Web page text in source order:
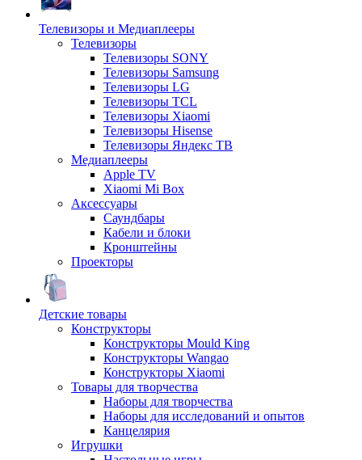
Телевизоры и Медиаплееры
Телевизоры
Телевизоры SONY
Телевизоры Samsung
Телевизоры LG
Телевизоры TCL
Телевизоры Xiaomi
Телевизоры Hisense
Телевизоры Яндекс ТВ
Медиаплееры
Apple TV
Xiaomi Mi Box
Аксессуары
Саундбары
Кабели и блоки
Кронштейны
Проекторы
Детские товары
Конструкторы
Конструкторы Mould King
Конструкторы Wangao
Конструкторы Xiaomi
Товары для творчества
Наборы для творчества
Наборы для исследований и опытов
Канцелярия
Игрушки